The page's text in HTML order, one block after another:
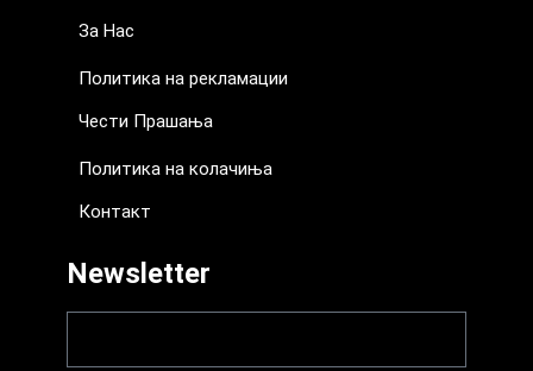
За Нас
Политика на рекламации
Чести Прашања
Политика на колачиња
Контакт
Newsletter